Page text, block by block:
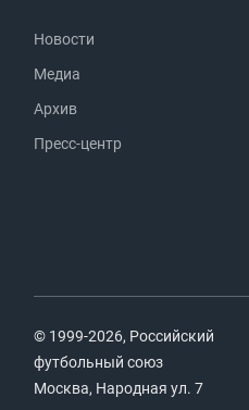
Новости
Медиа
Архив
Пресс-центр
© 1999-2026, Российский
футбольный союз
Москва, Народная ул. 7